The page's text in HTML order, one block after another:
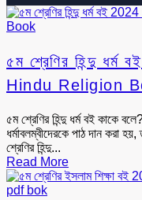
৫ম শ্রেণির হিন্দু
Hindu Religion
৫ম শ্রেণির হিন্দু ধর্ম বই কাকে
ধর্মাবলম্বীদেরকে পাঠ দান করা
শ্রেণির হিন্দু...
Read More